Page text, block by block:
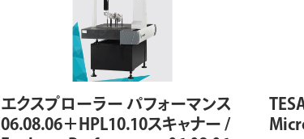
エクスプローラー パフォーマンス
06.08.06＋HPL10.10スキャナー /